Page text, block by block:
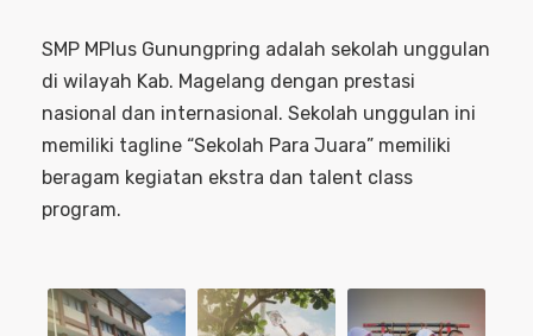
SMP MPlus Gunungpring adalah sekolah unggulan
di wilayah Kab. Magelang dengan prestasi
nasional dan internasional. Sekolah unggulan ini
memiliki tagline “Sekolah Para Juara” memiliki
beragam kegiatan ekstra dan talent class
program.